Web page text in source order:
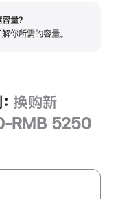
量？
你所需的容‍量‍。
换购新
RMB 5250